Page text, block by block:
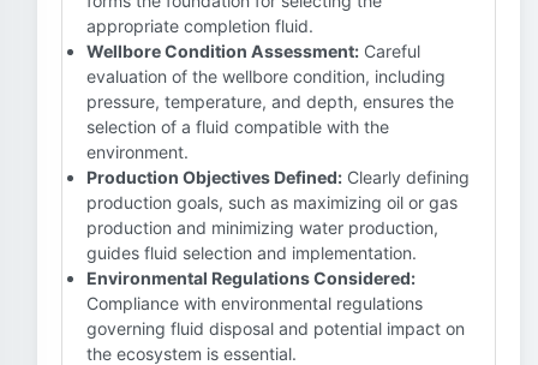
appropriate completion fluid.
Wellbore Condition Assessment: Careful
evaluation of the wellbore condition, including
pressure, temperature, and depth, ensures the
selection of a fluid compatible with the
environment.
Production Objectives Defined: Clearly defining
production goals, such as maximizing oil or gas
production and minimizing water production,
guides fluid selection and implementation.
Environmental Regulations Considered:
Compliance with environmental regulations
governing fluid disposal and potential impact on
the ecosystem is essential.